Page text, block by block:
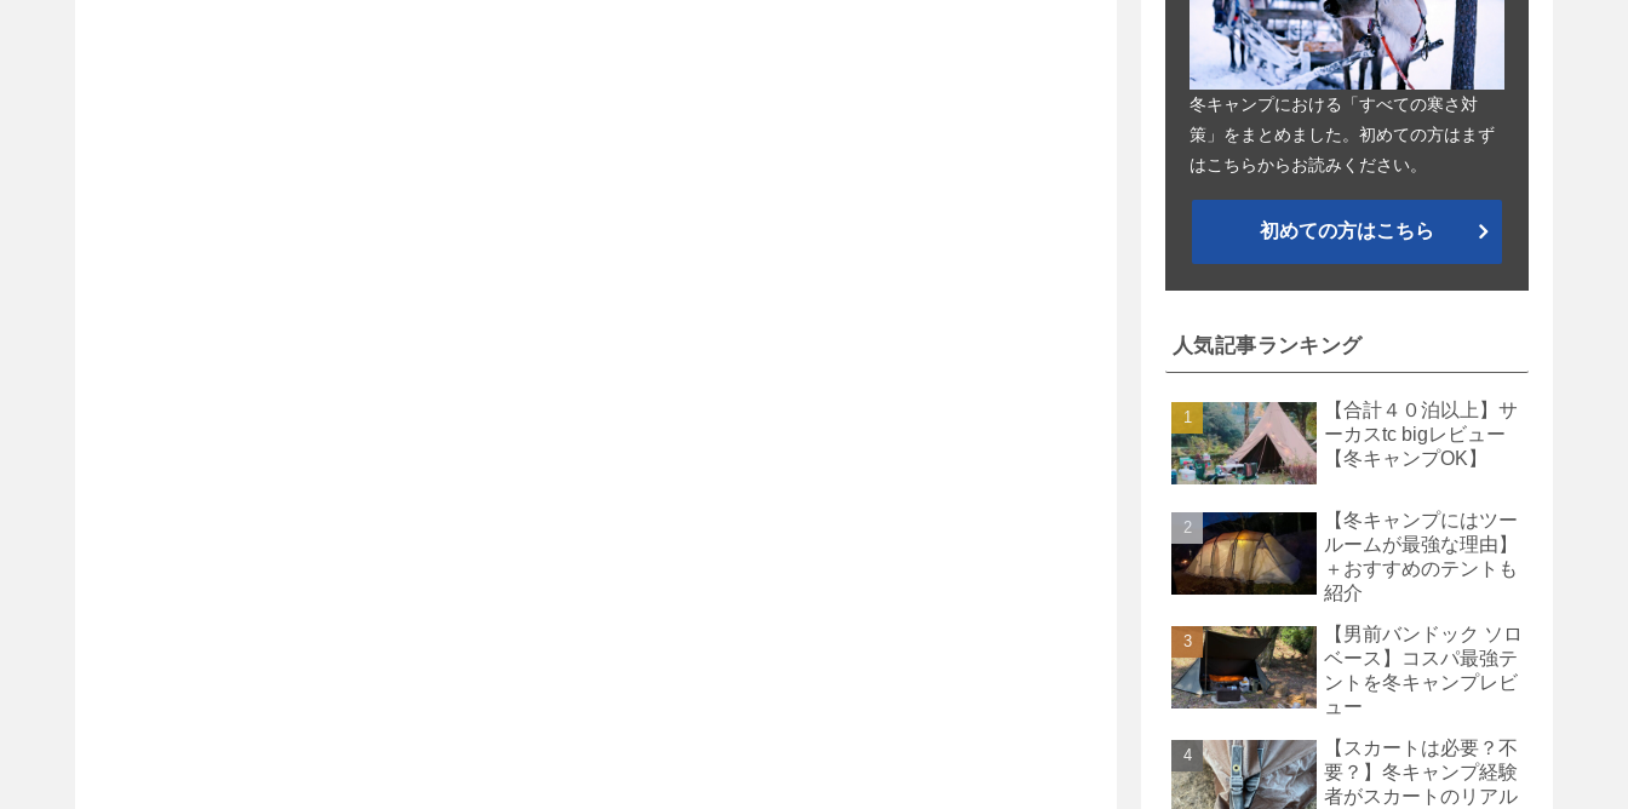
冬キャンプにおける「すべての寒さ対
策」をまとめました。初めての方はまず
はこちらからお読みください。
初めての方はこちら
人気記事ランキング
【合計４０泊以上】サ
ーカスtc bigレビュー
【冬キャンプOK】
【冬キャンプにはツー
ルームが最強な理由】
＋おすすめのテントも
紹介
【男前バンドック ソロ
ベース】コスパ最強テ
ントを冬キャンプレビ
ュー
【スカートは必要？不
要？】冬キャンプ経験
者がスカートのリアル